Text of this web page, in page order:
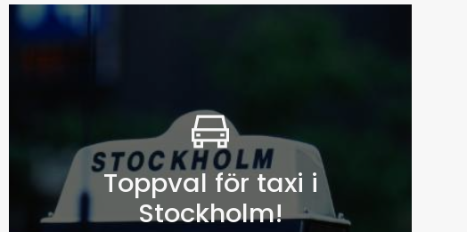
Toppval för taxi i
Stockholm!